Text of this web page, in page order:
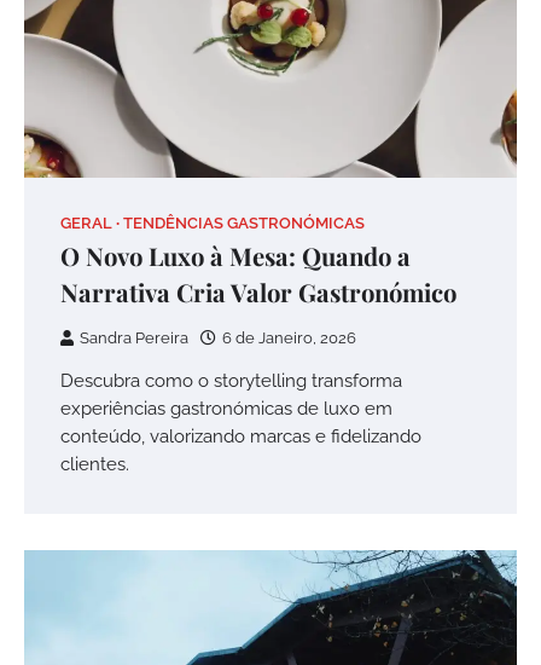
GERAL TENDÊNCIAS GASTRONÓMICAS
O Novo Luxo à Mesa: Quando a
Narrativa Cria Valor Gastronómico
Sandra Pereira 6 de Janeiro, 2026
Descubra como o storytelling transforma
experiências gastronómicas de luxo em
conteúdo, valorizando marcas e fidelizando
clientes.